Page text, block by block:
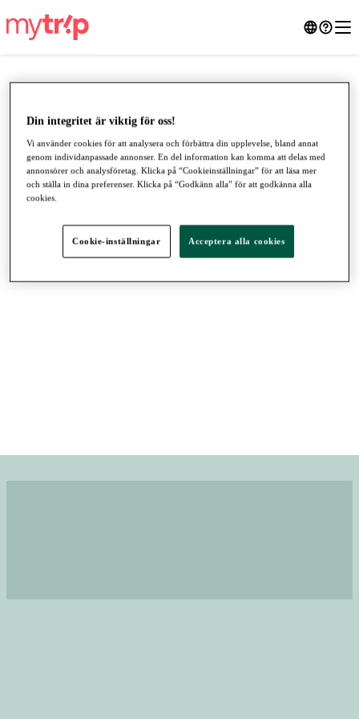
●●●
Din integritet är viktig för oss!
Vi använder cookies för att analysera och förbättra din upplevelse, bland annat
genom individanpassade annonser. En del information kan komma att delas med
annonsörer och analysföretag. Klicka på “Cookieinställningar” för att läsa mer
och ställa in dina preferenser. Klicka på “Godkänn alla” för att godkänna alla
cookies.
Cookie-inställningar Acceptera alla cookies